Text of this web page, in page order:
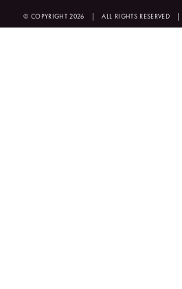
© COPYRIGHT 2026 | ALL RIGHTS RESERVED |